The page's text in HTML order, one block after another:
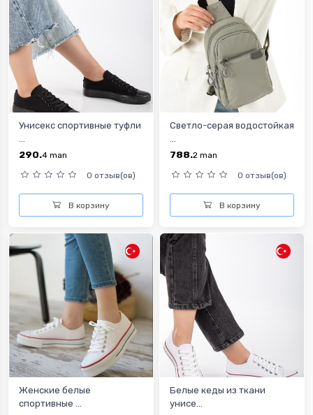
Унисекс спортивные туфли
290.4 man
0 отзыв(ов)
В корзину
Светло-серая водостойкая
788.2 man
0 отзыв(ов)
В корзину
Женские белые
спортивные ...
Белые кеды из ткани
унисе...